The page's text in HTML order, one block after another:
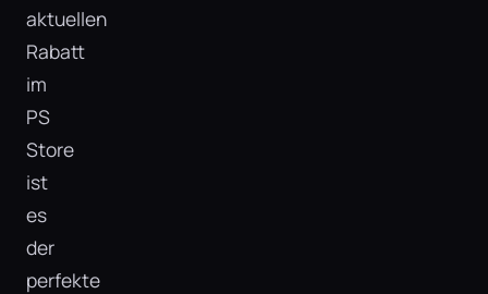
aktuellen
Rabatt
im
PS
Store
ist
es
der
perfekte